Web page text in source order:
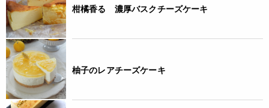
柑橘香る 濃厚バスクチーズケーキ
柚子のレアチーズケーキ